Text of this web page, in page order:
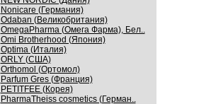
Nonicare (Германия)
Odaban (Великобритания)
OmegaPharma (Омега Фарма), Бел..
Omi Brotherhood (Япония)
Optima (Италия)
ORLY (США)
Orthomol (Ортомол)
Parfum Gres (Франция)
PETITFEE (Корея)
PharmaTheiss cosmetics (Герман..